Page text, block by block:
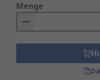
Menge